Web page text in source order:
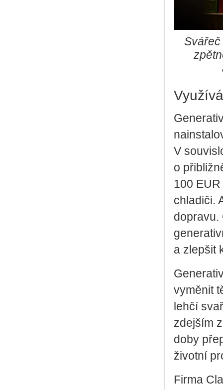
V
o
100
chladiči.
dopravu.
a zlepšit
vyměnit
lehčí
zdejším
doby
životní
Firma